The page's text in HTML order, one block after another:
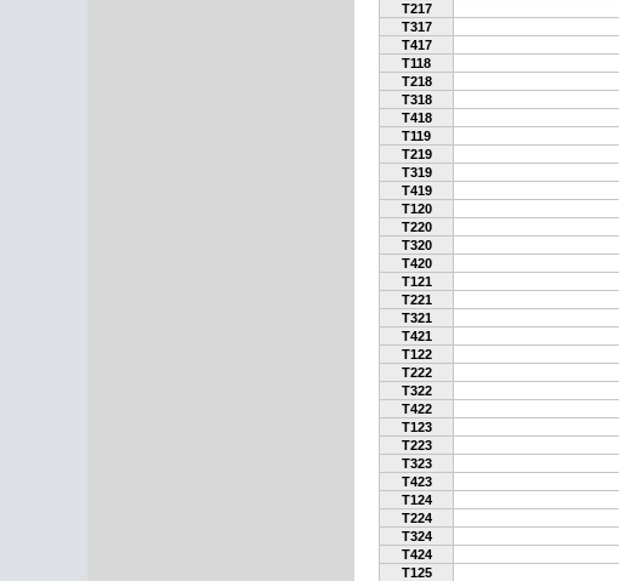
T217
T317
T417
T118
T218
T318
T418
T119
T219
T319
T419
T120
T220
T320
T420
T121
T221
T321
T421
T122
T222
T322
T422
T123
T223
T323
T423
T124
T224
T324
T424
T125